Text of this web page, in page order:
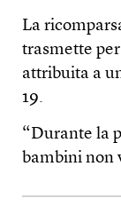
La
trasmette
attribuita a
19.
“Durante la
bambini non